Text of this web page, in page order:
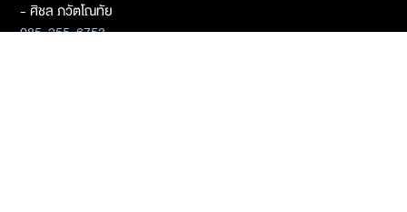
- ศิชล ภวัตโณทัย
085-255-6753